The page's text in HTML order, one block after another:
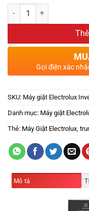
Gọi điện xác
SKU: Máy giặt Electrolux
Danh mục: Máy giặt
Thẻ: Máy Giặt Electrolux,
Mô tả